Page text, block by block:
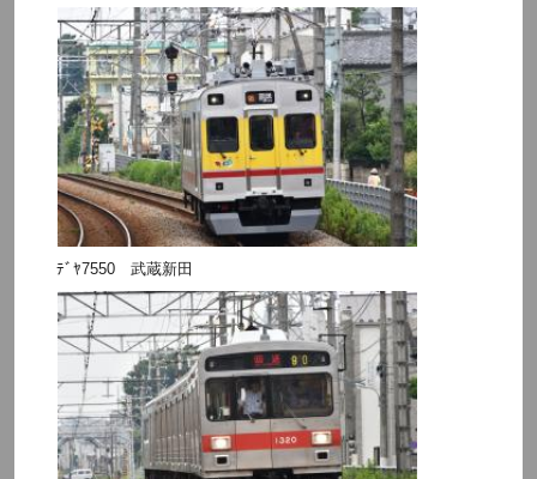
ﾃﾞﾔ7550 武蔵新田